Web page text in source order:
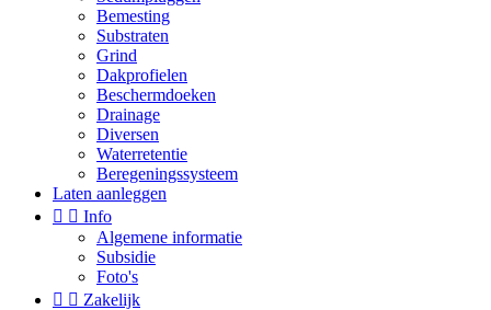
Bemesting
Substraten
Grind
Dakprofielen
Beschermdoeken
Drainage
Diversen
Waterretentie
Beregeningssysteem
Laten aanleggen
  Info
Algemene informatie
Subsidie
Foto's
  Zakelijk